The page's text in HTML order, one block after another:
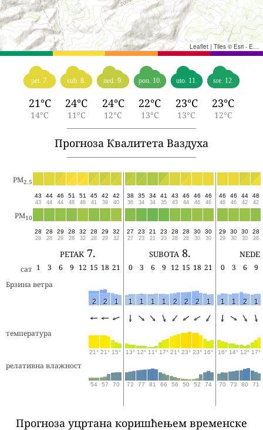
Leaflet | Tiles © Esri - Esri, DeLorme, NAVTEQ, TomTom, Intermap, iPC, USGS, FAO, NPS, NRCAN, GeoBase, Kadaster NL, Ordnance Survey, Esri Japan, METI, Esri China (Hong Kong), and the GIS User Community
pet. 7.
21°C
14°C
sub. 8.
24°C
11°C
ned. 9.
24°C
12°C
pon. 10.
22°C
13°C
uto. 11.
23°C
13°C
sre. 12.
23°C
12°C
Прогноза Квалитета Ваздуха
PM2.5
43
43
44
44
46
44
51
48
51
48
45
41
42
39
42
40
38
36
35
34
34
34
41
35
43
43
46
44
46
46
46
46
46
46
46
46
44
42
48
42
PM10
28
28
28
28
29
29
28
28
32
32
28
28
29
29
32
32
27
27
23
23
21
21
23
23
28
28
28
28
30
30
30
30
29
29
30
30
30
30
28
28
petak 7. subota 8.
сат 1 3 6 9 12 15 18 21 0 3 6 9 12 15 18 21 0 3 6
9
Брзина ветра
2 2 1 1 1 1 1 2 2 2 1 1 1 2 1
температура
21° 21° 15° 13° 12° 11° 17° 21° 23° 23° 16° 16° 14° 12° 17°
релативна влажност
54 57 70 72 77 81 66 56 50 52 74 70 73 80 71
Прогноза уцртана коришћењем временске